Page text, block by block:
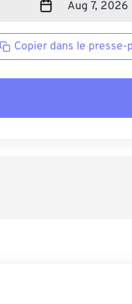
Copier dans le presse-